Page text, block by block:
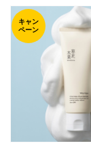
キャン
ペーン